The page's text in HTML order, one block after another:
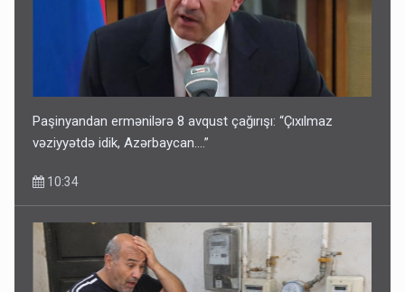
Paşinyandan ermənilərə 8 avqust çağırışı: “Çıxılmaz
vəziyyətdə idik, Azərbaycan….”
10:34